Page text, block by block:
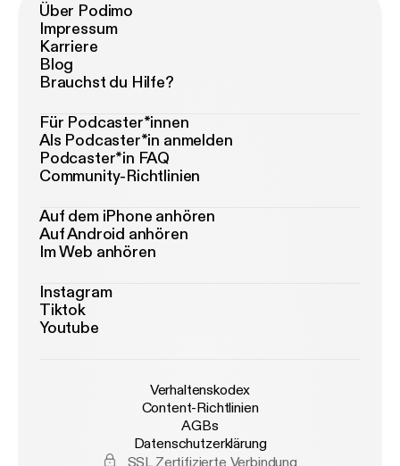
Über Podimo
Impressum
Karriere
Blog
Brauchst du Hilfe?
Für Podcaster*innen
Als Podcaster*in anmelden
Podcaster*in FAQ
Community-Richtlinien
Auf dem iPhone anhören
Auf Android anhören
Im Web anhören
Instagram
Tiktok
Youtube
Verhaltenskodex
Content-Richtlinien
AGBs
Datenschutzerklärung
SSL Zertifizierte Verbindung